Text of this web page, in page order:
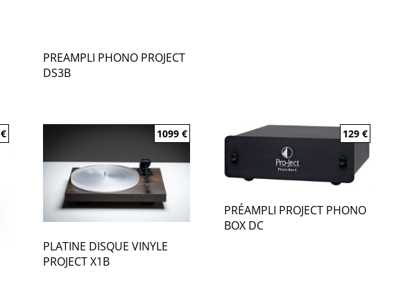
PREAMPLI PHONO PROJECT
DS3B
€
PLATINE DISQUE VINYLE
PROJECT X1B
1099 €
PRÉAMPLI PROJECT PHONO
BOX DC
129€